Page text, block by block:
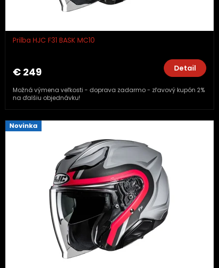
Prilba HJC F31 BASK MC10
€ 249 Detail
Možná výmena veľkosti - doprava zadarmo - zľavový kupón 2%
na ďalšiu objednávku!
Novinka